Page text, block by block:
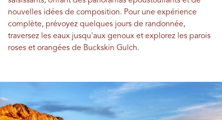
nouvelles idées de composition. Pour une expérience
complète, prévoyez quelques jours de randonnée,
traversez les eaux jusqu'aux genoux et explorez les parois
roses et orangées de Buckskin Gulch.